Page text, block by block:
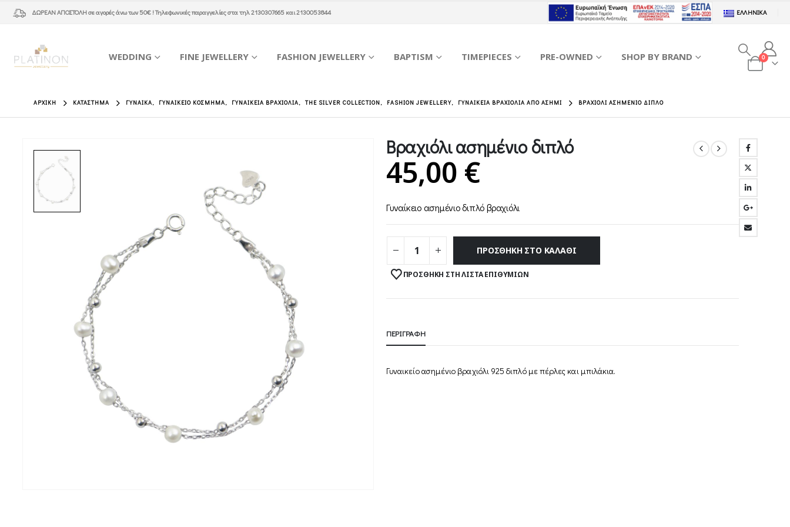
ΔΩΡΕΑΝ ΑΠΟΣΤΟΛΗσε αγορές άνω των 50€ ! Τηλεφωνικές παραγγελίες στα τηλ 2130307665 και 2130053844 ΕΛΛΗΝΙΚΆ
WEDDING FINE JEWELLERY FASHION JEWELLERY BAPTISM TIMEPIECES PRE-OWNED SHOP BY BRAND 0
ΑΡΧΙΚΉ ΚΑΤΆΣΤΗΜΑ ΓΥΝΑΊΚΑ, ΓΥΝΑΙΚΕΊΟ ΚΌΣΜΗΜΑ, ΓΥΝΑΙΚΕΊΑ ΒΡΑΧΙΌΛΙΑ, THE SILVER COLLECTION, FASHION JEWELLERY, ΓΥΝΑΙΚΕΊΑ ΒΡΑΧΙΌΛΙΑ ΑΠΌ ΑΣΉΜΙ ΒΡΑΧΙΌΛΙ ΑΣΗΜΈΝΙΟ ΔΙΠΛΌ
Βραχιόλι ασημένιο διπλό
45,00 €
Γυναίκειο ασημένιο διπλό βραχιόλι
ΠΡΟΣΘΉΚΗ ΣΤΟ ΚΑΛΆΘΙ
ΠΡΟΣΘΉΚΗ ΣΤΗ ΛΊΣΤΑ ΕΠΙΘΥΜΙΏΝ
ΠΕΡΙΓΡΑΦΉ
Γυναικείο ασημένιο βραχιόλι 925 διπλό με πέρλες και μπιλάκια.